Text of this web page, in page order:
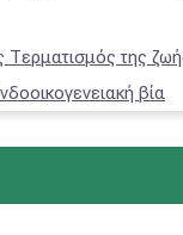
Τερματισμός της
βία